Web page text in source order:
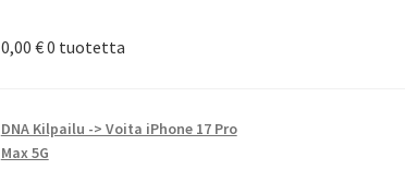
0,00 €0 tuotetta
DNA Kilpailu -> Voita iPhone 17 Pro
Max 5G